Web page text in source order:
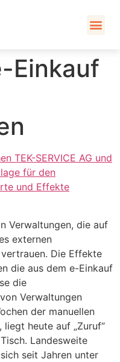
Einkauf
TEK-SERVICE AG und
für den
und Effekte
Verwaltungen, die auf
externen
vertrauen. Die Effekte
die aus dem e-Einkauf
die
Verwaltungen
der manuellen
heute auf „Zuruf“
Landesweite
seit Jahren unter